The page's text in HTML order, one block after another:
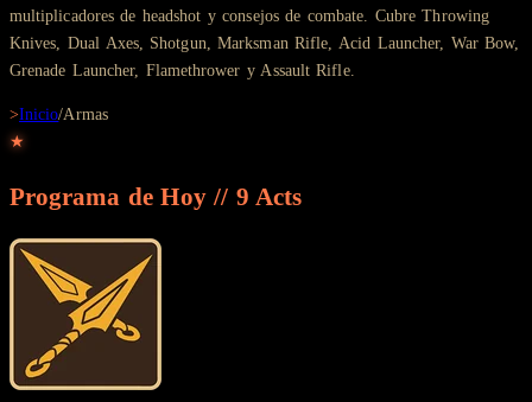
multiplicadores de headshot y consejos de combate. Cubre Throwing
Knives, Dual Axes, Shotgun, Marksman Rifle, Acid Launcher, War Bow,
Grenade Launcher, Flamethrower y Assault Rifle.
>Inicio/Armas
★
Programa de Hoy// 9 Acts